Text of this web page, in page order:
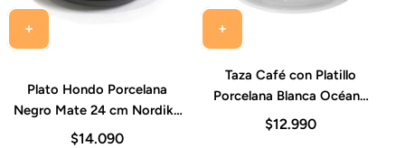
Plato Hondo Porcelana
Negro Mate 24 cm Nordika
Costa Verde
$14.090
Taza Café con Platillo
Porcelana Blanca Océano
90 ml Costa Verde (Set 6
$12.990